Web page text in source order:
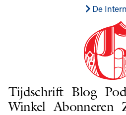
De
Tijdschrift Blog
Winkel Abonneren